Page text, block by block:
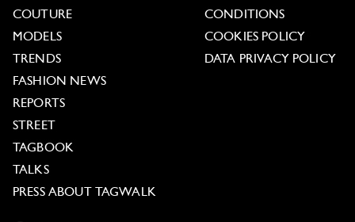
COUTURE
MODELS
TRENDS
FASHION NEWS
REPORTS
STREET
TAGBOOK
TALKS
PRESS ABOUT TAGWALK
CONDITIONS
COOKIES POLICY
DATA PRIVACY POLICY